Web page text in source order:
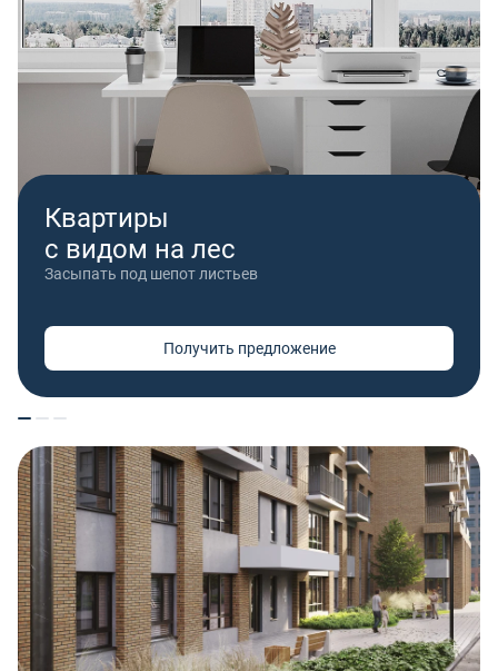
Квартиры
с видом на лес
Засыпать под шепот листьев
Получить предложение